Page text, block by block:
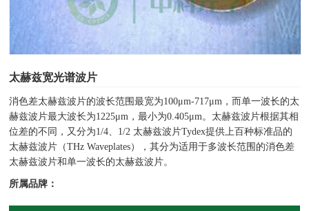
太赫兹宽光谱波片
消色差太赫兹波片的波长范围最宽为100μm-717μm，而单一波长的太
赫兹波片最大波长为1225μm，最小为0.405μm。太赫兹波片根据其相
位差的不同，又分为1/4、1/2 太赫兹波片Tydex提供上百种标准品的
太赫兹波片（THz Waveplates），其分为适用于多波长范围的消色差
太赫兹波片和单一波长的太赫兹波片。
所属品牌：